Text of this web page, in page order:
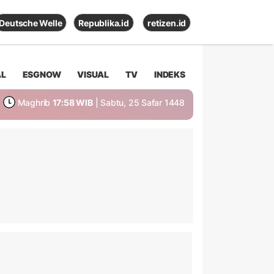
Deutsche Welle Republika.id retizen.id
ESGNOW VISUAL TV INDEKS
Maghrib 17:58 WIB | Sabtu, 25 Safar 1448